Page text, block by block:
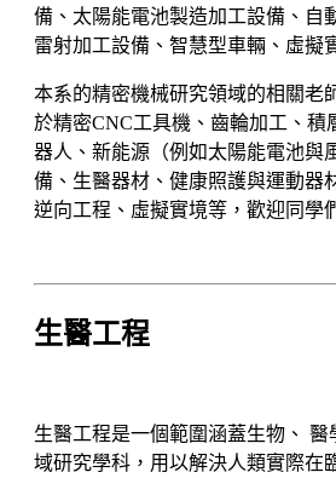
備、太陽能電池製造加工設備、自
雷射加工設備、智慧型車輛、虛擬
本系的精密機械研究領域的相關老
於精密CNC工具機、齒輪加工、積
器人、新能源（例如太陽能電池與
備、生醫器材、健康照護與運動器
逆向工程、虛擬實境等，歡迎同學
生醫工程
生醫工程是一個範圍涵蓋生物、 醫
域研究學科，用以解決人類實際在